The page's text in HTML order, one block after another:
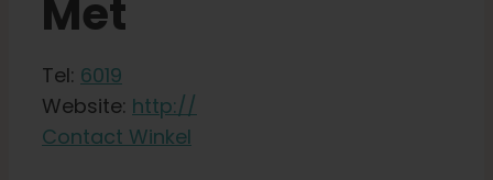
Met
Tel: 6019
Website: http://
Contact Winkel